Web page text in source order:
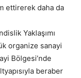
ettirerek daha da
Yaklaşımı
organize sanayi
Bölgesi’nde
beraber